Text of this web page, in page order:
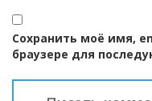
Сохранить моё имя,
браузере для